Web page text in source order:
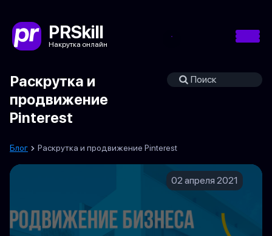
PRSkill
Накрутка онлайн
Раскрутка и
продвижение
Pinterest
Блог Раскрутка и продвижение Pinterest
02 апреля 2021